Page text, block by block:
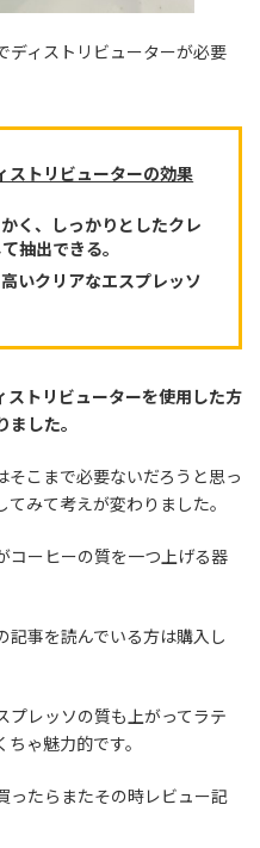
ディストリビューターが必要
ストリビューターの効果
く、しっかりとしたクレ
抽出できる。
いクリアなエスプレッソ
ストリビューターを使用した方
した。
そこまで必要ないだろうと思っ
みて考えが変わりました。
コーヒーの質を一つ上げる器
記事を読んでいる方は購入し
プレッソの質も上がってラテ
ゃ魅力的です。
ったらまたその時レビュー記